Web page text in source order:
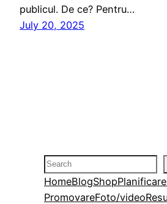
publicul. De ce? Pentru…
July 20, 2025
Search
HomeBlogShopPlanificare
PromovareFoto/video